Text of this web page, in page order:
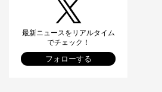
最新ニュースをリアルタイム
でチェック！
フォローする